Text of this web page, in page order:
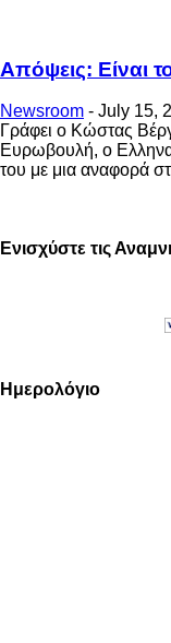
Απόψεις: Είναι
Newsroom - July 15,
Γράφει ο Κώστας
Ευρωβουλή, ο
του με μια αναφορά
Ενισχύστε τις
Ημερολόγιο